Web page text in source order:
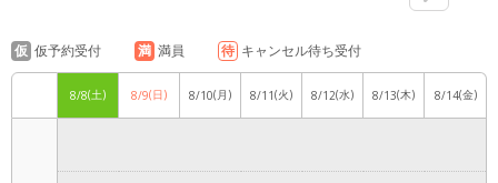
仮 仮予約受付 満 満員 待 キャンセル待ち受付
8/8(土) 8/9(日) 8/10(月) 8/11(火) 8/12(水) 8/13(木) 8/14(金)